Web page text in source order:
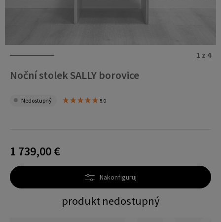
1 z 4
Noční stolek SALLY borovice
Nedostupný 5.0
1 739,00 €
Nakonfiguruj
produkt nedostupný